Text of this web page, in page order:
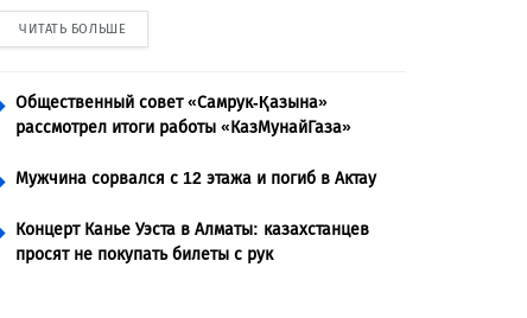
ЧИТАТЬ БОЛЬШЕ
Общественный совет «Самрук-Қазына»
рассмотрел итоги работы «КазМунайГаза»
Мужчина сорвался с 12 этажа и погиб в Актау
Концерт Канье Уэста в Алматы: казахстанцев
просят не покупать билеты с рук